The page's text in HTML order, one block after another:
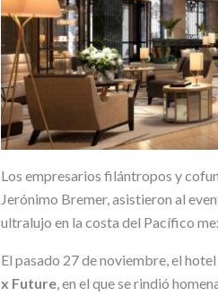
Los empresarios filántropos y
Jerónimo Bremer, asistieron al
ultralujo en la costa del Pacífico
El pasado 27 de noviembre, el
x Future, en el que se rindió